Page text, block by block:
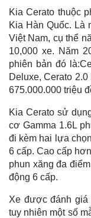
Kia Cerato thuộc
Kia Hàn Quốc. Là
Việt Nam, cụ thể
10,000 xe. Năm
phiên bản đó
Deluxe, Cerato
675.000.000 triệu
Kia Cerato sử
cơ Gamma 1.6L
đi kèm hai lựa
6 cấp. Cao cấp
phun xăng đa
động 6 cấp.
Xe được đánh giá
tuy nhiên một số